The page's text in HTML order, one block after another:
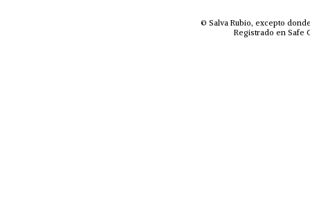
© Salva Rubio, excepto
Registrado en Safe